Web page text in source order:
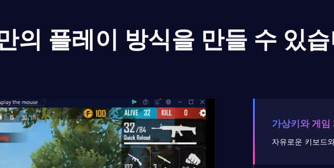
의 플레이 방식을 만들 수 있
가상키와 게임
자유로운 키보드